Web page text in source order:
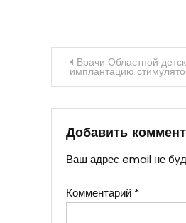
Навигация
по
записям
Врачи Областной
имплантацию
Добавить
Ваш адрес email не
Комментарий *